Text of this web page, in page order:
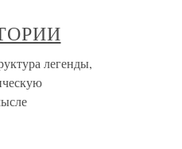
легенды,